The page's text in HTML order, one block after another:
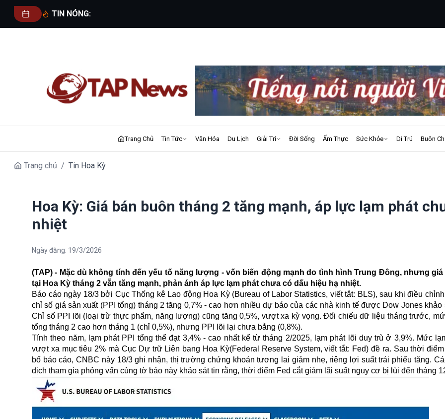
TIN NÓNG:
Trang Chủ Tin Tức Văn Hóa Du Lịch Giải Trí Đời Sống Ẩm Thực Sức Khỏe Di Trú Buôn
Trang chủ / Tin Hoa Kỳ
Hoa Kỳ: Giá bán buôn tháng 2 tăng mạnh, áp lực lạm phát
nhiệt
Ngày đăng: 19/3/2026
(TAP) - Mặc dù không tính đến yếu tố năng lượng - vốn biến động mạnh do tình hình Trung Đông, nhưng giá
tại Hoa Kỳ tháng 2 vẫn tăng mạnh, phản ánh áp lực lạm phát chưa có dấu hiệu hạ nhiệt.
Báo cáo ngày 18/3 bởi Cục Thống kê Lao động Hoa Kỳ (Bureau of Labor Statistics, viết tắt: BLS), sau khi điều
chỉ số giá sản xuất (PPI tổng) tháng 2 tăng 0,7% - cao hơn nhiều dự báo của các nhà kinh tế được Dow Jones khảo
Chỉ số PPI lõi (loại trừ thực phẩm, năng lượng) cũng tăng 0,5%, vượt xa kỳ vọng. Đối chiếu dữ liệu tháng trước,
tổng tháng 2 cao hơn tháng 1 (chỉ 0,5%), nhưng PPI lõi lại chưa bằng (0,8%).
Tính theo năm, lạm phát PPI tổng thể đạt 3,4% - cao nhất kể từ tháng 2/2025, lạm phát lõi duy trù ở 3,9%. Mức
vượt xa mục tiêu 2% mà Cục Dự trữ Liên bang Hoa Kỳ(Federal Reserve System, viết tắt: Fed) đề ra. Sau thời
bố báo cáo, CNBC này 18/3 ghi nhận, thị trường chứng khoán tương lai giảm nhẹ, riêng lợi suất trái phiếu tăng.
dịch tham gia phỏng vấn cùng tờ báo này khảo sát tin rằng, thời điểm Fed cắt giảm lãi suất nguy cơ bị lùi đến tháng